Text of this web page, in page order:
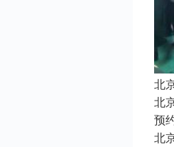
北
北
预
北